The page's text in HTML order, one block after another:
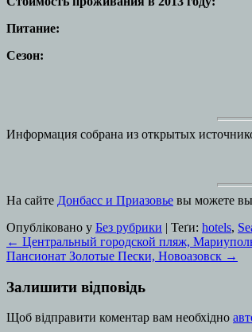
Питание:
Сезон:
Информация собрана из открытых
На сайте Донбасс и Приазовье вы можете
Опубліковано у Без рубрики | Теґи: hotels,
← Центральный городской пляж,
Пансионат Золотые Пески, Новоазовск →
Залишити відповідь
Щоб відправити коментар вам необхідно